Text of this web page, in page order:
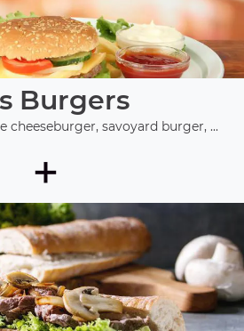
Burgers
cheeseburger, savoyard burger, ...
+